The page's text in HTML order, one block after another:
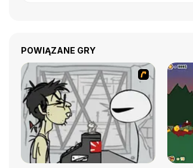
POWIĄZANE GRY